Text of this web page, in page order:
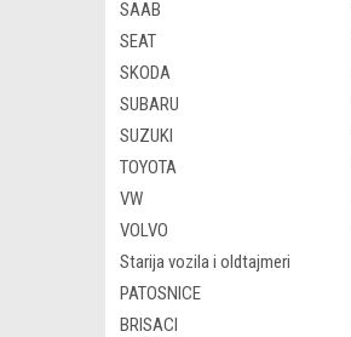
SAAB
SEAT
SKODA
SUBARU
SUZUKI
TOYOTA
VW
VOLVO
Starija vozila i oldtajmeri
PATOSNICE
BRISACI